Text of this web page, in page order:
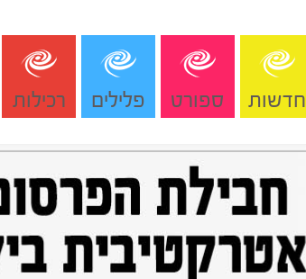
חדשות ספורט פלילים רכילות